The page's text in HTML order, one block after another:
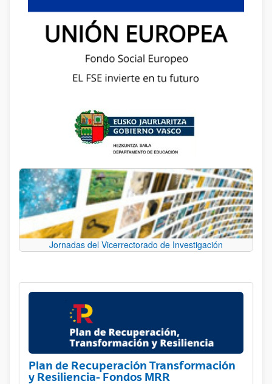
Jornadas del Vicerrectorado de Investigación
Plan de Recuperación Transformación
y Resiliencia- Fondos MRR